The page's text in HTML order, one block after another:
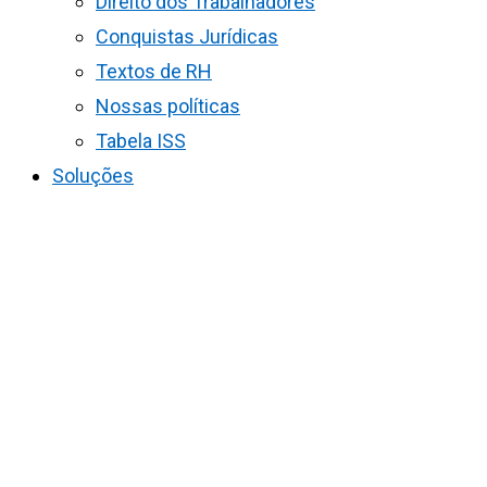
Conquistas Jurídicas
Textos de RH
Nossas políticas
Tabela ISS
Soluções